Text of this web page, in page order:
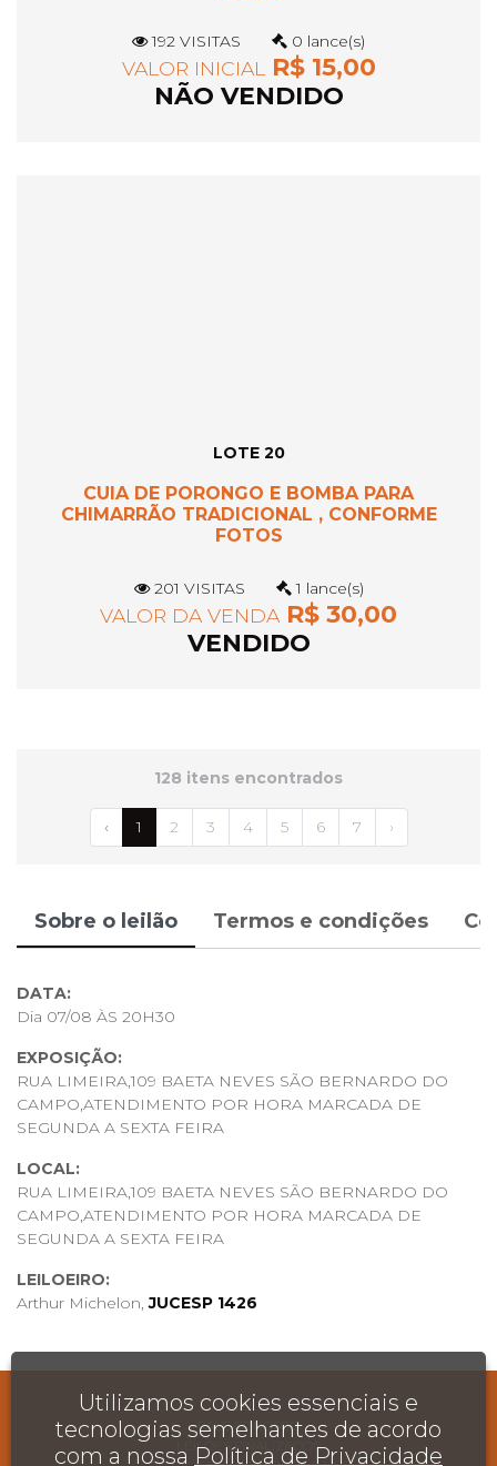
192 VISITAS 0 lance(s)
VALOR INICIAL R$ 15,00
NÃO VENDIDO
LOTE 20
CUIA DE PORONGO E BOMBA PARA
CHIMARRÃO TRADICIONAL , CONFORME
FOTOS
201 VISITAS 1 lance(s)
VALOR DA VENDA R$ 30,00
VENDIDO
128 itens encontrados
‹ 1 2 3 4 5 6 7 ›
Sobre o leilão Termos e condições
DATA:
Dia 07/08 ÀS 20H30
EXPOSIÇÃO:
RUA LIMEIRA,109 BAETA NEVES SÃO BERNARDO DO
CAMPO,ATENDIMENTO POR HORA MARCADA DE
SEGUNDA A SEXTA FEIRA
LOCAL:
RUA LIMEIRA,109 BAETA NEVES SÃO BERNARDO DO
CAMPO,ATENDIMENTO POR HORA MARCADA DE
SEGUNDA A SEXTA FEIRA
LEILOEIRO:
Arthur Michelon,JUCESP 1426
PAGAMENTO:PIX,MERCADO PAGO
ANTES DE IR PARA O LEILÃO,TODOS OS
AJUDA
FALE CONOSCO
LEILÕES FINALIZADOS
Utilizamos cookies essenciais e
tecnologias semelhantes de acordo
com a nossa Política de Privacidade